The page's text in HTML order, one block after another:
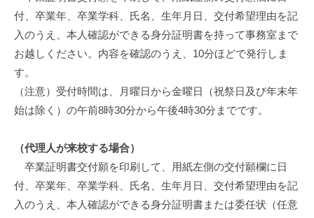
付、卒業年、卒業学科、氏名、生年月日、交付希望理由を記
入のうえ、本人確認ができる身分証明書を持って事務室まで
お越しください。内容を確認のうえ、10分ほどで発行しま
す。
（注意）受付時間は、月曜日から金曜日（祝祭日及び年末年
始は除く）の午前8時30分から午後4時30分までです。
（代理人が来校する場合）
卒業証明書交付願を印刷して、用紙左側の交付願欄に日
付、卒業年、卒業学科、氏名、生年月日、交付希望理由を記
入のうえ、本人確認ができる身分証明書または委任状（任意